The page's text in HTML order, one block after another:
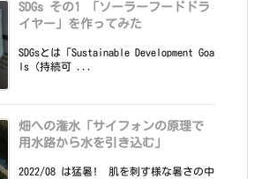
SDGs その1 「ソーラーフードドラ
イヤー」を作ってみた
SDGsとは「Sustainable Development Goa
ls（持続可 ...
畑への潅水「サイフォンの原理で
用水路から水を引き込む」
2022/08 は猛暑! 肌を刺す様な暑さの中